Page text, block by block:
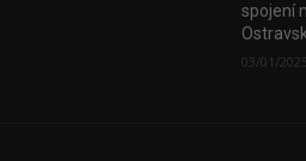
spojení
03/01/